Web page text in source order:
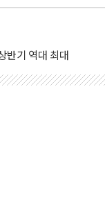
채로운 볼거리 제공
청래·조국, 김민석·
'입주민 3인방' 정면 반